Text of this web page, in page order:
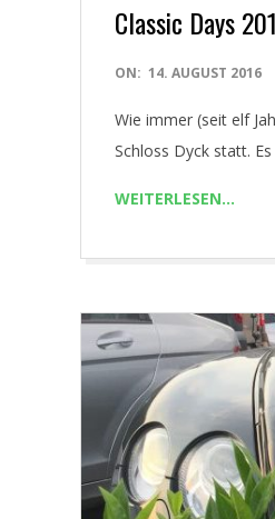
Classic Days
2016-
14
ON: 14. AUGUST 2016
Wie immer (seit elf
Schloss Dyck statt.
WEITERLESEN…